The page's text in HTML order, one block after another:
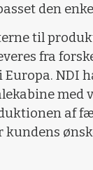
den
til
fra
NDI
med
af